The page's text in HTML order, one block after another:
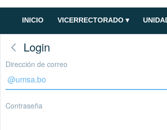
INICIO VICERRECTORADO ▾
Login
Dirección de correo
Contraseña